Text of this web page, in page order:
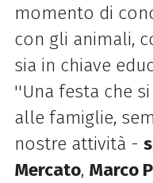
momento di
con gli animali,
sia in chiave
''Una festa che
alle famiglie,
nostre attività -
Mercato, Marco